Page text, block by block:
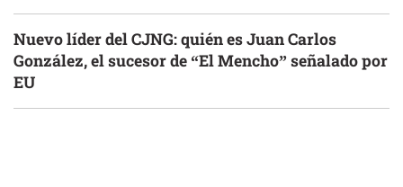
Nuevo líder del CJNG: quién es Juan Carlos
González, el sucesor de “El Mencho” señalado por
EU